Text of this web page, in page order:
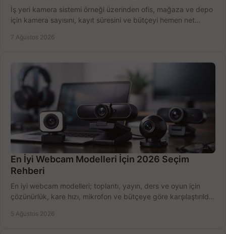
İş yeri kamera sistemi örneği üzerinden ofis, mağaza ve depo
için kamera sayısını, kayıt süresini ve bütçeyi hemen net
7 Ağustos 2026
En İyi Webcam Modelleri İçin 2026 Seçim
Rehberi
En iyi webcam modelleri; toplantı, yayın, ders ve oyun için
çözünürlük, kare hızı, mikrofon ve bütçeye göre karşılaştırıldı.
5 Ağustos 2026